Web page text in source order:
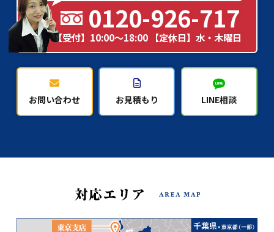
0120-926-717
【受付】10:00～18:00 【定休日】水・木曜日
お問い合わせ お見積もり LINE相談